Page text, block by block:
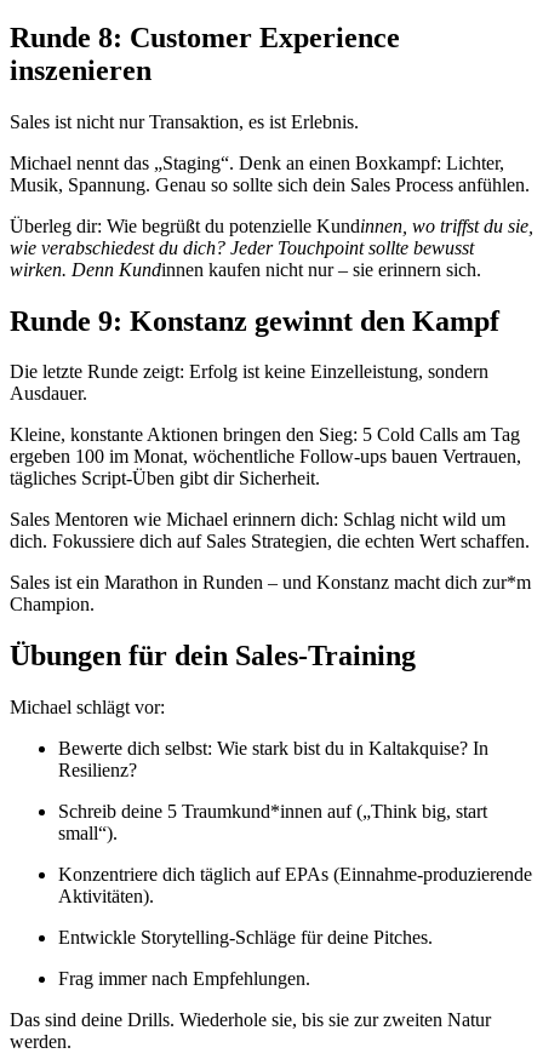
Runde 8: Customer Experience
inszenieren
Sales ist nicht nur Transaktion, es ist Erlebnis.
Michael nennt das „Staging“. Denk an einen Boxkampf: Lichter,
Musik, Spannung. Genau so sollte sich dein Sales Process anfühlen.
Überleg dir: Wie begrüßt du potenzielle Kundinnen, wo triffst du sie,
wie verabschiedest du dich? Jeder Touchpoint sollte bewusst
wirken. Denn Kundinnen kaufen nicht nur – sie erinnern sich.
Runde 9: Konstanz gewinnt den Kampf
Die letzte Runde zeigt: Erfolg ist keine Einzelleistung, sondern
Ausdauer.
Kleine, konstante Aktionen bringen den Sieg: 5 Cold Calls am Tag
ergeben 100 im Monat, wöchentliche Follow-ups bauen Vertrauen,
tägliches Script-Üben gibt dir Sicherheit.
Sales Mentoren wie Michael erinnern dich: Schlag nicht wild um
dich. Fokussiere dich auf Sales Strategien, die echten Wert schaffen.
Sales ist ein Marathon in Runden – und Konstanz macht dich zur*m
Champion.
Übungen für dein Sales-Training
Michael schlägt vor:
Bewerte dich selbst: Wie stark bist du in Kaltakquise? In
Resilienz?
Schreib deine 5 Traumkund*innen auf („Think big, start
small“).
Konzentriere dich täglich auf EPAs (Einnahme-produzierende
Aktivitäten).
Entwickle Storytelling-Schläge für deine Pitches.
Frag immer nach Empfehlungen.
Das sind deine Drills. Wiederhole sie, bis sie zur zweiten Natur
werden.